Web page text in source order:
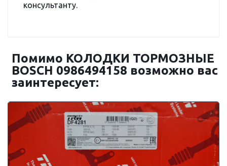
консультанту.
Помимо КОЛОДКИ ТОРМОЗНЫЕ
BOSCH 0986494158 возможно вас
заинтересует: